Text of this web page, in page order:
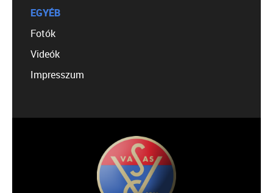
EGYÉB
Fotók
Videók
Impresszum